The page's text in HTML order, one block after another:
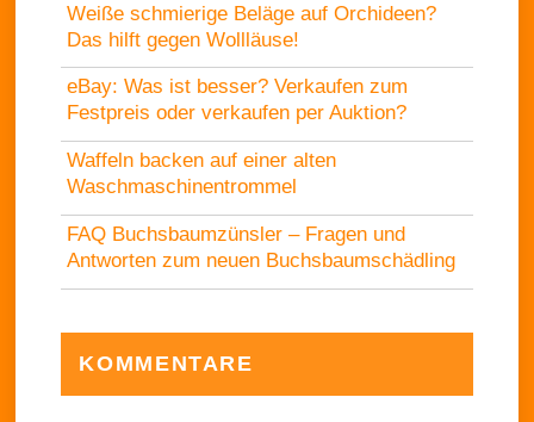
Weiße schmierige Beläge auf Orchideen?
Das hilft gegen Wollläuse!
eBay: Was ist besser? Verkaufen zum
Festpreis oder verkaufen per Auktion?
Waffeln backen auf einer alten
Waschmaschinentrommel
FAQ Buchsbaumzünsler – Fragen und
Antworten zum neuen Buchsbaumschädling
KOMMENTARE